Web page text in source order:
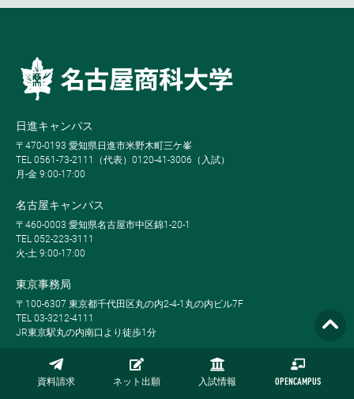
資料請求 ネット出願 入試情報 OPENCAMPUS
日進キャンパス
〒470-0193 愛知県日進市米野木町三ケ峯
TEL 0561-73-2111（代表）0120-41-3006（入試）
月-金 9:00-17:00
名古屋キャンパス
〒460-0003 愛知県名古屋市中区錦1-20-1
TEL 052-223-3111
火-土 9:00-17:00
東京事務局
〒100-6307 東京都千代田区丸の内2-4-1丸の内ビル7F
TEL 03-3212-4111
JR東京駅丸の内南口より徒歩1分
Global MBA, Weekend MBA, Full-time MBA, Part-time MBA, Evening MBA,
MBA Plus, Global BBAは栗本学園の登録商標です。